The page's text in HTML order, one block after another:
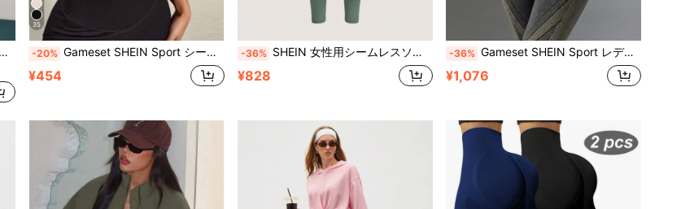
35
-20% Gameset SHEIN Sport シームレス快適スポーツブラ、無地
¥454
-36% SHEIN 女性用シームレスソリッドカラーのスポーツ ヨガパンツ、タイトフィット ランニング フィットネス ヨガウェア、ハイウエスト ヒップリフティングデザイン
¥828
-36% Gameset SHEIN Sport レディース ストライプ タンクトップ とレギンス スポーツセット
¥1,076